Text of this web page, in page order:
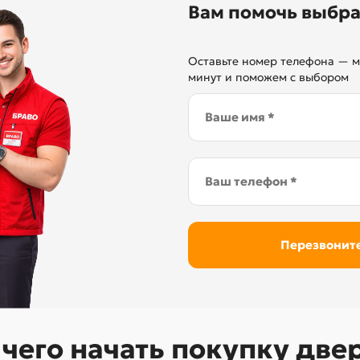
Вам помочь
Оставьте номер телефона —
минут и поможем с выбором
начать покупку